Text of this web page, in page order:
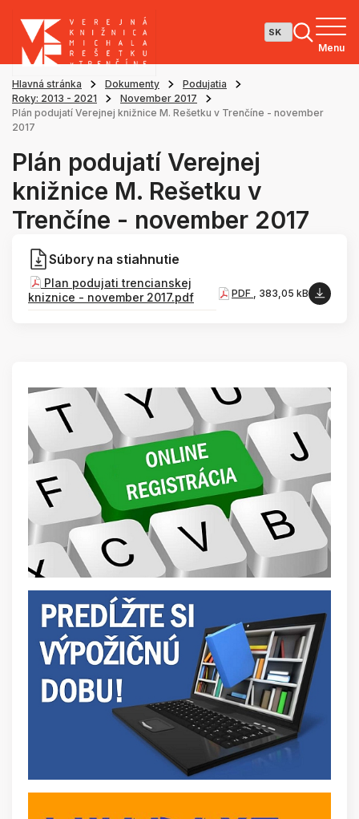
Menu
Hlavná stránka Dokumenty
Podujatia
Roky: 2013 - 2021
November 2017
Plán podujatí Verejnej knižnice M. Rešetku v Trenčíne - november
2017
Plán podujatí Verejnej
knižnice M. Rešetku v
Trenčíne - november 2017
Súbory na stiahnutie
Plan podujati trencianskej
kniznice - november 2017.pdf
PDF , 383,05 kB